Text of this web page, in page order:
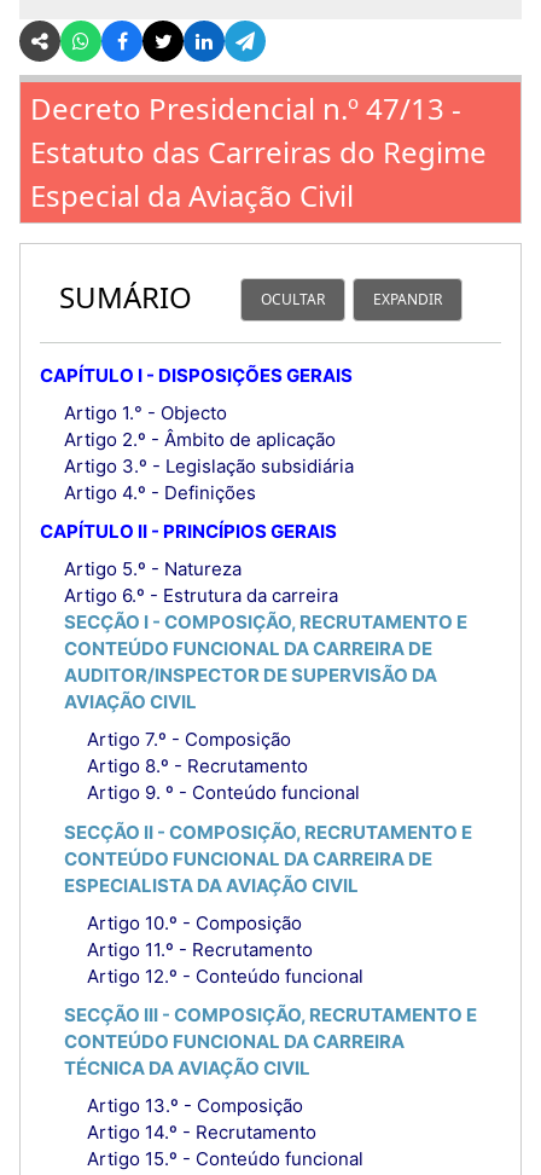
Decreto Presidencial n.º 47/13 -
Estatuto das Carreiras do Regime
Especial da Aviação Civil
SUMÁRIO OCULTAR EXPANDIR
CAPÍTULO I - DISPOSIÇÕES GERAIS
Artigo 1.° - Objecto
Artigo 2.º - Âmbito de aplicação
Artigo 3.º - Legislação subsidiária
Artigo 4.º - Definições
CAPÍTULO II - PRINCÍPIOS GERAIS
Artigo 5.º - Natureza
Artigo 6.º - Estrutura da carreira
SECÇÃO I - COMPOSIÇÃO, RECRUTAMENTO E
CONTEÚDO FUNCIONAL DA CARREIRA DE
AUDITOR/INSPECTOR DE SUPERVISÃO DA
AVIAÇÃO CIVIL
Artigo 7.º - Composição
Artigo 8.º - Recrutamento
Artigo 9. º - Conteúdo funcional
SECÇÃO II - COMPOSIÇÃO, RECRUTAMENTO E
CONTEÚDO FUNCIONAL DA CARREIRA DE
ESPECIALISTA DA AVIAÇÃO CIVIL
Artigo 10.º - Composição
Artigo 11.º - Recrutamento
Artigo 12.º - Conteúdo funcional
SECÇÃO III - COMPOSIÇÃO, RECRUTAMENTO E
CONTEÚDO FUNCIONAL DA CARREIRA
TÉCNICA DA AVIAÇÃO CIVIL
Artigo 13.º - Composição
Artigo 14.º - Recrutamento
Artigo 15.º - Conteúdo funcional